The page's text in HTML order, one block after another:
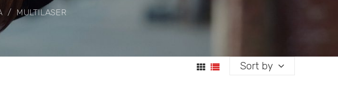
/ MULTILASER
Sort by